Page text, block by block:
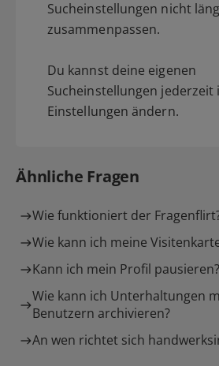
Sucheinstellungen nicht
zusammenpassen.
Du kannst deine eigenen
Sucheinstellungen jederzeit
Einstellungen ändern.
Ähnliche Fragen
Wie funktioniert der
Wie kann ich meine
Kann ich mein Profil pausieren?
Wie kann ich Unterhaltungen
Benutzern archivieren?
An wen richtet sich